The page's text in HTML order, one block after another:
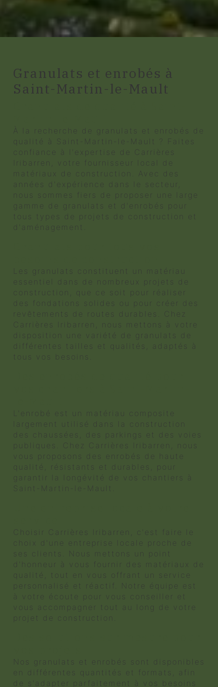
Granulats et enrobés à
Saint-Martin-le-Mault
À la recherche de granulats et enrobés de
qualité à Saint-Martin-le-Mault ? Faites
confiance à l'expertise de Carrières
Iribarren, votre fournisseur local de
matériaux de construction. Avec des
années d'expérience dans le secteur,
nous sommes fiers de proposer une large
gamme de granulats et d'enrobés pour
tous types de projets de construction et
d'aménagement.
Les granulats constituent un matériau
essentiel dans de nombreux projets de
construction, que ce soit pour réaliser
des fondations solides ou pour créer des
revêtements de routes durables. Chez
Carrières Iribarren, nous mettons à votre
disposition une variété de granulats de
différentes tailles et qualités, adaptés à
tous vos besoins.
L'enrobé est un matériau composite
largement utilisé dans la construction
des chaussées, des parkings et des voies
publiques. Chez Carrières Iribarren, nous
vous proposons des enrobés de haute
qualité, résistants et durables, pour
garantir la longévité de vos chantiers à
Saint-Martin-le-Mault.
Choisir Carrières Iribarren, c'est faire le
choix d'une entreprise locale proche de
ses clients. Nous mettons un point
d'honneur à vous fournir des matériaux de
qualité, tout en vous offrant un service
personnalisé et réactif. Notre équipe est
à votre écoute pour vous conseiller et
vous accompagner tout au long de votre
projet de construction.
Nos granulats et enrobés sont disponibles
en différentes quantités et formats, afin
de s'adapter parfaitement à vos besoins